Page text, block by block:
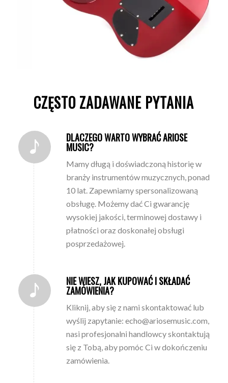
CZĘSTO ZADAWANE PYTANIA
DLACZEGO WARTO WYBRAĆ ARIOSE
MUSIC?
Mamy długą i doświadczoną historię w
branży instrumentów muzycznych, ponad
10 lat. Zapewniamy spersonalizowaną
obsługę. Możemy dać Ci gwarancję
wysokiej jakości, terminowej dostawy i
płatności oraz doskonałej obsługi
posprzedażowej.
NIE WIESZ, JAK KUPOWAĆ I SKŁADAĆ
ZAMÓWIENIA?
Kliknij, aby się z nami skontaktować lub
wyślij zapytanie: echo@ariosemusic.com,
nasi profesjonalni handlowcy skontaktują
się z Tobą, aby pomóc Ci w dokończeniu
zamówienia.